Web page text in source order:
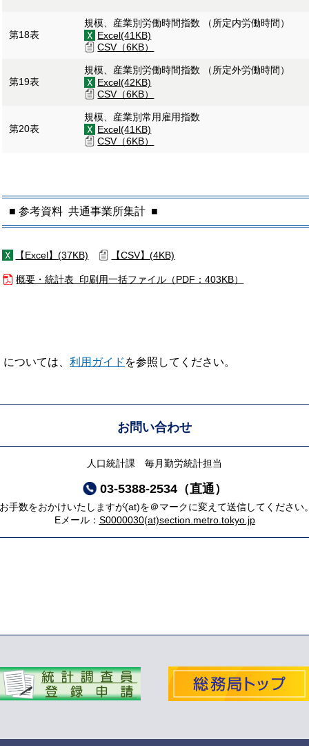
第18表
規模、産業別労働時間指数 （所定内労働時間）
Excel(41KB)
CSV（6KB）
第19表
規模、産業別労働時間指数 （所定外労働時間）
Excel(42KB)
CSV（6KB）
第20表
規模、産業別常用雇用指数
Excel(41KB)
CSV（6KB）
■ 参考資料 共通事業所集計 ■
【Excel】(37KB) 【CSV】(4KB)
概要・統計表 印刷用一括ファイル（PDF：403KB）
ついては、 利用ガイド を参照してください。
お問い合わせ
人口統計課 毎月勤労統計担当
03-5388-2534（直通）
手数をおかけいたしますが(at)を＠マークに変えて送信してください
Eメール： S0000030(at)section.metro.tokyo.jp